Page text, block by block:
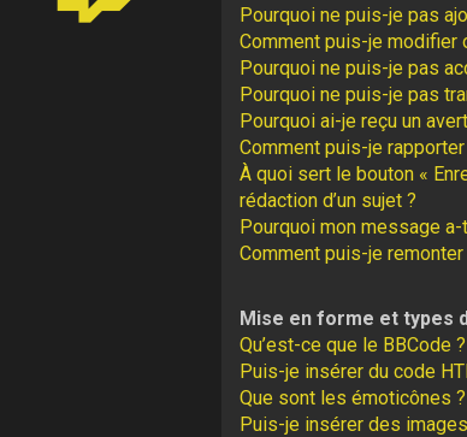
Pourquoi ne puis-je pas
Comment puis-je modifier
Pourquoi ne puis-je pas
Pourquoi ne puis-je pas
Pourquoi ai-je reçu un
Comment puis-je
À quoi sert le bouton «
rédaction d’un sujet ?
Pourquoi mon message
Comment puis-je
Mise en forme et types
Qu’est-ce que le BBCode ?
Puis-je insérer du code
Que sont les émoticônes ?
Puis-je insérer des